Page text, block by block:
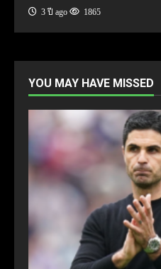
3 ปี ago 1865
YOU MAY HAVE MISSED